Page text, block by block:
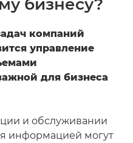
бизнесу?
компаний
управление
для бизнеса
и обслуживании
информацией могут